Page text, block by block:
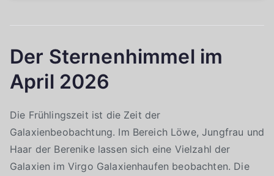
Der Sternenhimmel im
April 2026
Die Frühlingszeit ist die Zeit der
Galaxienbeobachtung. Im Bereich Löwe, Jungfrau und
Haar der Berenike lassen sich eine Vielzahl der
Galaxien im Virgo Galaxienhaufen beobachten. Die